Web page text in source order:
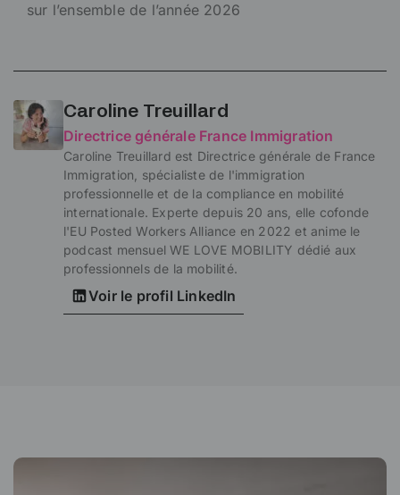
sur l’ensemble de l’année 2026
Caroline Treuillard
Directrice générale France Immigration
Caroline Treuillard est Directrice générale de France
Immigration, spécialiste de l'immigration
professionnelle et de la compliance en mobilité
internationale. Experte depuis 20 ans, elle cofonde
l'EU Posted Workers Alliance en 2022 et anime le
podcast mensuel WE LOVE MOBILITY dédié aux
professionnels de la mobilité.
Voir le profil LinkedIn